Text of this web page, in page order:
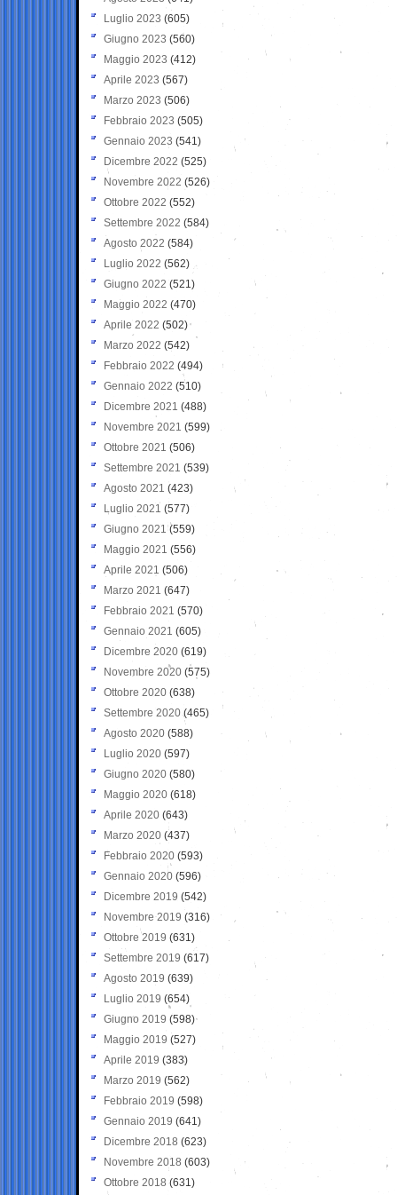
Luglio 2023 (605)
Giugno 2023 (560)
Maggio 2023 (412)
Aprile 2023 (567)
Marzo 2023 (506)
Febbraio 2023 (505)
Gennaio 2023 (541)
Dicembre 2022 (525)
Novembre 2022 (526)
Ottobre 2022 (552)
Settembre 2022 (584)
Agosto 2022 (584)
Luglio 2022 (562)
Giugno 2022 (521)
Maggio 2022 (470)
Aprile 2022 (502)
Marzo 2022 (542)
Febbraio 2022 (494)
Gennaio 2022 (510)
Dicembre 2021 (488)
Novembre 2021 (599)
Ottobre 2021 (506)
Settembre 2021 (539)
Agosto 2021 (423)
Luglio 2021 (577)
Giugno 2021(559)
Maggio 2021 (556)
Aprile 2021 (506)
Marzo 2021 (647)
Febbraio 2021 (570)
Gennaio 2021 (605)
Dicembre 2020 (619)
Novembre 2020 (575)
Ottobre 2020 (638)
Settembre 2020(465)
Agosto 2020 (588)
Luglio 2020 (597)
Giugno 2020 (580)
Maggio 2020 (618)
Aprile 2020 (643)
Marzo 2020 (437)
Febbraio 2020 (593)
Gennaio 2020 (596)
Dicembre 2019 (542)
Novembre 2019 (316)
Ottobre 2019 (631)
Settembre 2019 (617)
Agosto 2019 (639)
Luglio 2019 (654)
Giugno 2019 (598)
Maggio 2019 (527)
Aprile 2019 (383)
Marzo 2019 (562)
Febbraio 2019 (598)
Gennaio 2019 (641)
Dicembre 2018 (623)
Novembre 2018 (603)
Ottobre 2018 (631)